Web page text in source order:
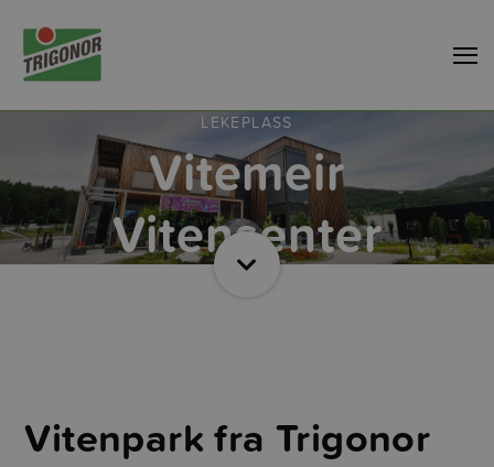
LEKEPLASS
Vitemeir
Vitensenter
Vitenpark fra Trigonor